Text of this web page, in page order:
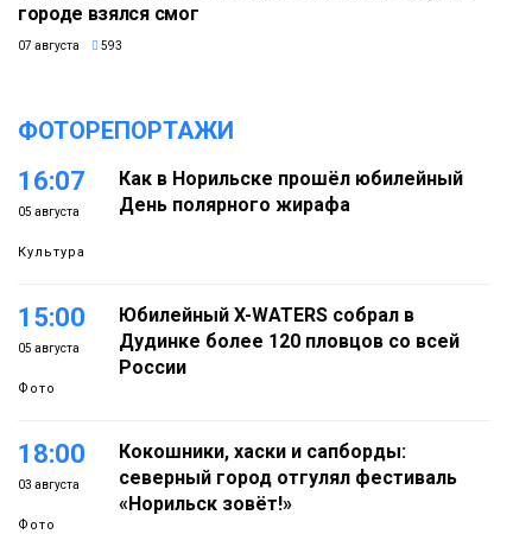
городе взялся смог
07 августа 593
ФОТОРЕПОРТАЖИ
16:07
05 августа
Культура
Как в Норильске прошёл юбилейный
День полярного жирафа
15:00
05 августа
Фото
Юбилейный X-WATERS собрал в
Дудинке более 120 пловцов со всей
России
18:00
03 августа
Фото
Кокошники, хаски и сапборды:
северный город отгулял фестиваль
«Норильск зовёт!»